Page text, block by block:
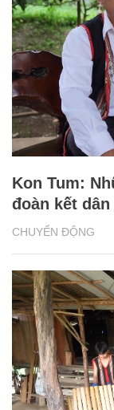
CHUYỂN ĐỘNG
Kon Tum:
đoàn kết